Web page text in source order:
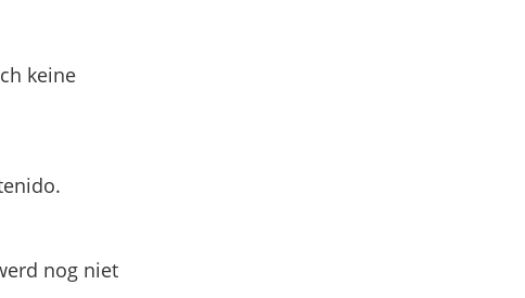
keine
nog niet